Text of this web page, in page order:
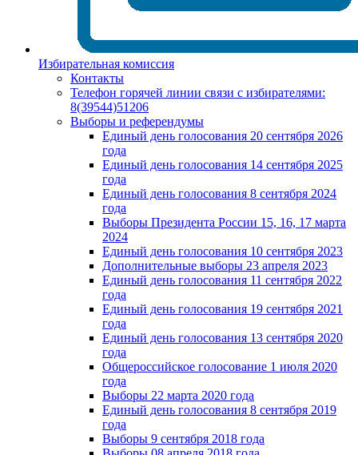
Избирательная комиссия
Контакты
Телефон горячей линии связи с избирателями:
8(39544)51206
Выборы и референдумы
Единый день голосования 20 сентября 2026
года
Единый день голосования 14 сентября 2025
года
Единый день голосования 8 сентября 2024
года
Выборы Президента России 15, 16, 17 марта
2024
Единый день голосования 10 сентября 2023
Дополнительные выборы 23 апреля 2023
Единый день голосования 11 сентября 2022
года
Единый день голосования 19 сентября 2021
года
Единый день голосования 13 сентября 2020
года
Общероссийское голосование 1 июля 2020
года
Выборы 22 марта 2020 года
Единый день голосования 8 сентября 2019
года
Выборы 9 сентября 2018 года